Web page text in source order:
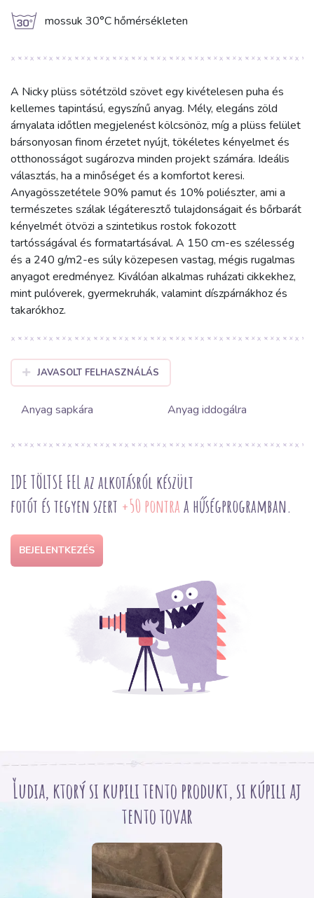
g mossuk 30°C hőmérsékleten
A Nicky plüss sötétzöld szövet egy kivételesen puha és
kellemes tapintású, egyszínű anyag. Mély, elegáns zöld
árnyalata időtlen megjelenést kölcsönöz, míg a plüss felület
bársonyosan finom érzetet nyújt, tökéletes kényelmet és
otthonosságot sugározva minden projekt számára. Ideális
választás, ha a minőséget és a komfortot keresi.
Anyagösszetétele 90% pamut és 10% poliészter, ami a
természetes szálak légáteresztő tulajdonságait és bőrbarát
kényelmét ötvözi a szintetikus rostok fokozott
tartósságával és formatartásával. A 150 cm-es szélesség
és a 240 g/m2-es súly közepesen vastag, mégis rugalmas
anyagot eredményez. Kiválóan alkalmas ruházati cikkekhez,
mint pulóverek, gyermekruhák, valamint díszpárnákhoz és
takarókhoz.
JAVASOLT FELHASZNÁLÁS
Anyag sapkára Anyag iddogálra
IDE TÖLTSE FEL az alkotásról készült
fotót és tegyen szert +50 pontraa hűségprogramban.
BEJELENTKEZÉS
Ľudia, ktorý si kupili tento produkt, si kúpili aj
tento tovar